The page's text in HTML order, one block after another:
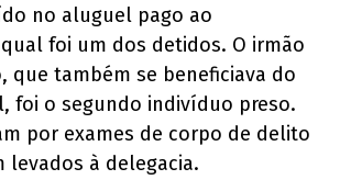
no aluguel pago ao
foi um dos detidos. O irmão
que também se beneficiava do
foi o segundo indivíduo preso.
por exames de corpo de delito
levados à delegacia.